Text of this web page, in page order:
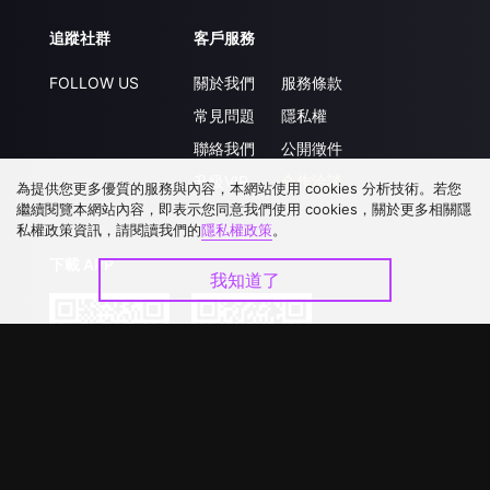
追蹤社群
FOLLOW US
客戶服務
關於我們
常見問題
聯絡我們
升級VIP
服務條款
隱私權
公開徵件
合作洽談
下載 APP
為提供您更多優質的服務與內容，本網站使用 cookies 分析技術。若您
繼續閱覽本網站內容，即表示您同意我們使用 cookies，關於更多相關隱
私權政策資訊，請閱讀我們的隱私權政策。
我知道了